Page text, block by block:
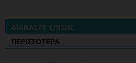
ΔΙΑΒΑΣΤΕ ΕΠΙΣΗΣ
ΠΕΡΙΣΣΟΤΕΡΑ